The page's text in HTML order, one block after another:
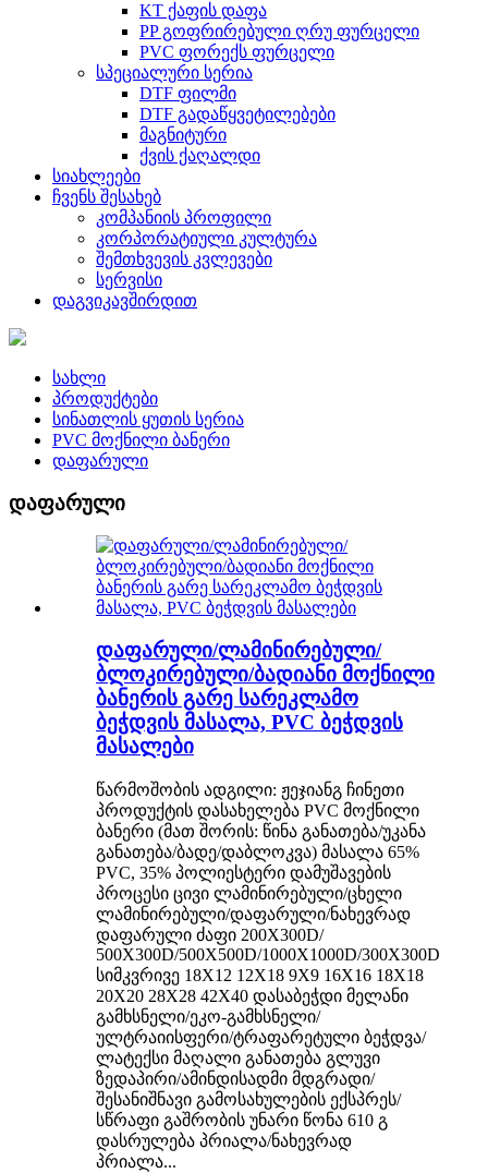
KT ქაფის დაფა
PP გოფრირებული ღრუ ფურცელი
PVC ფორექს ფურცელი
სპეციალური სერია
DTF ფილმი
DTF გადაწყვეტილებები
მაგნიტური
ქვის ქაღალდი
სიახლეები
ჩვენს შესახებ
კომპანიის პროფილი
კორპორატიული კულტურა
შემთხვევის კვლევები
სერვისი
დაგვიკავშირდით
სახლი
პროდუქტები
სინათლის ყუთის სერია
PVC მოქნილი ბანერი
დაფარული
დაფარული
დაფარული/ლამინირებული/
ბლოკირებული/ბადიანი მოქნილი
ბანერის გარე სარეკლამო
ბეჭდვის მასალა, PVC ბეჭდვის
მასალები
წარმოშობის ადგილი: ჟეჯიანგ ჩინეთი
პროდუქტის დასახელება PVC მოქნილი
ბანერი (მათ შორის: წინა განათება/უკანა
განათება/ბადე/დაბლოკვა) მასალა 65%
PVC, 35% პოლიესტერი დამუშავების
პროცესი ცივი ლამინირებული/ცხელი
ლამინირებული/დაფარული/ნახევრად
დაფარული ძაფი 200X300D/
500X300D/500X500D/1000X1000D/300X300D
სიმკვრივე 18X12 12X18 9X9 16X16 18X18
20X20 28X28 42X40 დასაბეჭდი მელანი
გამხსნელი/ეკო-გამხსნელი/
ულტრაიისფერი/ტრაფარეტული ბეჭდვა/
ლატექსი მაღალი განათება გლუვი
ზედაპირი/ამინდისადმი მდგრადი/
შესანიშნავი გამოსახულების ექსპრეს/
სწრაფი გაშრობის უნარი წონა 610 გ
დასრულება პრიალა/ნახევრად
პრიალა...